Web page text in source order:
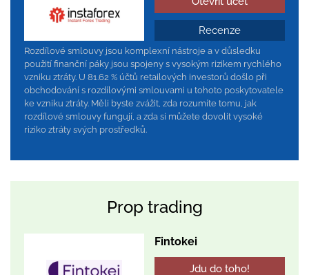
Recenze
Rozdílové smlouvy jsou komplexní nástroje a v důsledku
použití finanční páky jsou spojeny s vysokým rizikem rychlého
vzniku ztráty. U 81.62 % účtů retailových investorů došlo při
obchodování s rozdílovými smlouvami u tohoto poskytovatele
ke vzniku ztráty. Měli byste zvážit, zda rozumíte tomu, jak
rozdílové smlouvy fungují, a zda si můžete dovolit vysoké
riziko ztráty svých prostředků.
Prop trading
Fintokei
Jdu do toho!